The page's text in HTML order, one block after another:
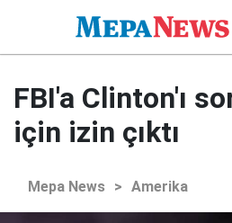
FBI'a Clinton'ı
için izin çıktı
Mepa News > Amerika